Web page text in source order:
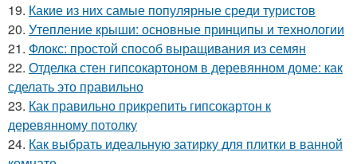
19. Какие из них самые популярные среди туристов
20. Утепление крыши: основные принципы и технологии
21. Флокс: простой способ выращивания из семян
22. Отделка стен гипсокартоном в деревянном доме: как
сделать это правильно
23. Как правильно прикрепить гипсокартон к
деревянному потолку
24. Как выбрать идеальную затирку для плитки в ванной